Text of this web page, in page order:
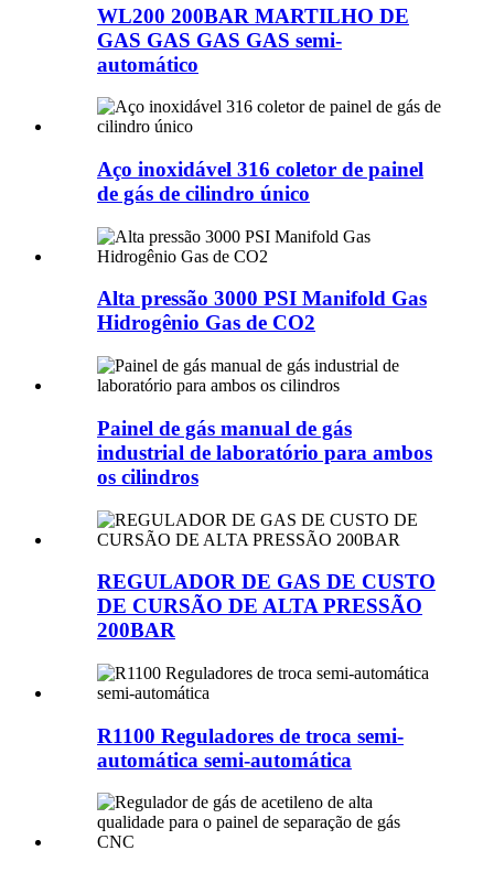
WL200 200BAR MARTILHO DE
GAS GAS GAS GAS semi-
automático
Aço inoxidável 316 coletor de painel
de gás de cilindro único
Alta pressão 3000 PSI Manifold Gas
Hidrogênio Gas de CO2
Painel de gás manual de gás
industrial de laboratório para ambos
os cilindros
REGULADOR DE GAS DE CUSTO
DE CURSÃO DE ALTA PRESSÃO
200BAR
R1100 Reguladores de troca semi-
automática semi-automática